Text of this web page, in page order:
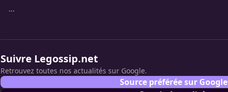
...
Suivre Legossip.net
Retrouvez toutes nos actualités sur Google.
Source préférée sur Google